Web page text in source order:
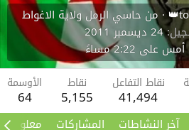
· من حاسي الرمل ولاية الاغواط
24 ديسمبر 2011
أمس على 2:22 مساءً
نقاط التفاعل
41,494
نقاط
5,155
الأوسمة
64
آخر النشاطات المشاركات معلومات